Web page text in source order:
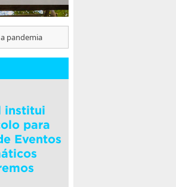
pandemia
institui
para
Eventos